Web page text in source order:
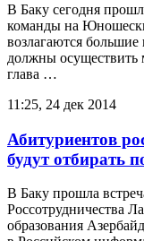
В Баку сегодня
команды на
возлагаются
должны осуществить
глава …
11:25, 24 дек 2014
Абитуриентов
будут отбирать
В Баку прошла
Россотрудничества
образования